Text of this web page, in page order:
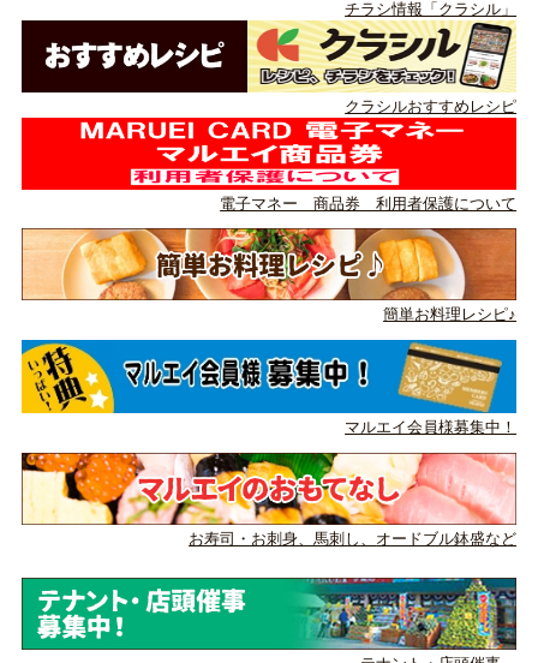
チラシ情報「クラシル」
クラシルおすすめレシピ
電子マネー 商品券 利用者保護について
簡単お料理レシピ♪
マルエイ会員様募集中！
お寿司・お刺身、馬刺し、 オードブル鉢盛など